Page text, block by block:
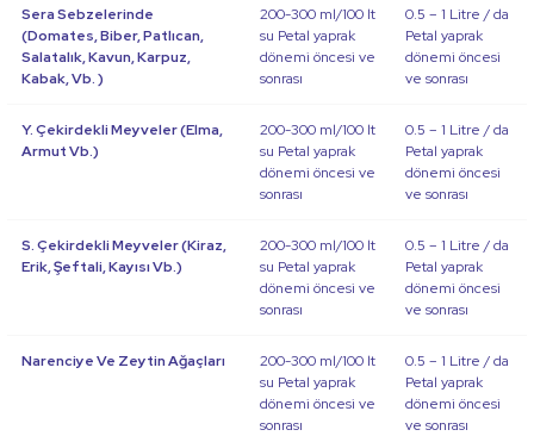
Sera Sebzelerinde
(Domates, Biber, Patlıcan,
Salatalık, Kavun, Karpuz,
Kabak, Vb. )
200-300 ml/100 lt
su Petal yaprak
dönemi öncesi ve
sonrası
0.5 – 1 Litre / da
Petal yaprak
dönemi öncesi
ve sonrası
Y. Çekirdekli Meyveler (Elma,
Armut Vb.)
200-300 ml/100 lt
su Petal yaprak
dönemi öncesi ve
sonrası
0.5 – 1 Litre / da
Petal yaprak
dönemi öncesi
ve sonrası
S. Çekirdekli Meyveler (Kiraz,
Erik, Şeftali, Kayısı Vb.)
200-300 ml/100 lt
su Petal yaprak
dönemi öncesi ve
sonrası
0.5 – 1 Litre / da
Petal yaprak
dönemi öncesi
ve sonrası
Narenciye Ve Zeytin Ağaçları
200-300 ml/100 lt
su Petal yaprak
dönemi öncesi ve
sonrası
0.5 – 1 Litre / da
Petal yaprak
dönemi öncesi
ve sonrası